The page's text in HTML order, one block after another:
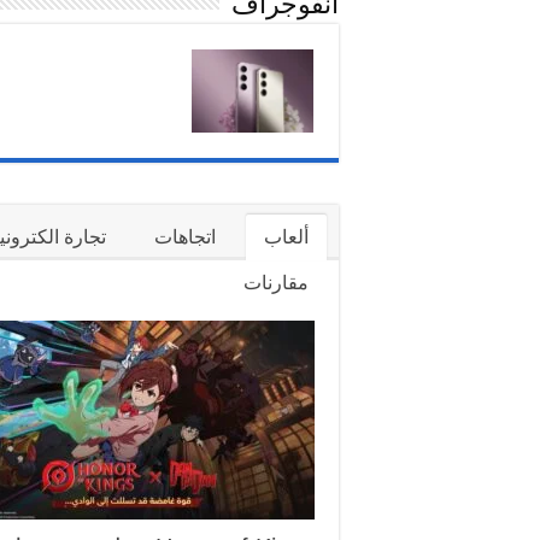
أصبحت فرق العمل العالمية اليوم هي المعيار
الإمارات
في مؤشر جديد على التحول المتسارع نحو
م…
انفوجراف
ألعاب اتجاهات تجارة
مقارنات